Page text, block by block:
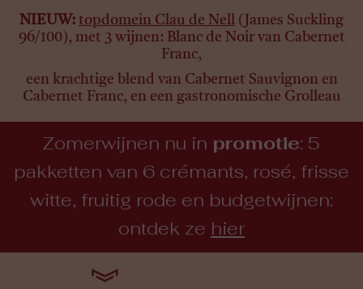
NIEUW: topdomein Clau de Nell (James Suckling
96/100), met 3 wijnen: Blanc de Noir van Cabernet
Franc,
een krachtige blend van Cabernet Sauvignon en
Cabernet Franc, en een gastronomische Grolleau
Zomerwijnen nu in promotie: 5
pakketten van 6 crémants, rosé, frisse
witte, fruitig rode en budgetwijnen:
ontdek ze hier